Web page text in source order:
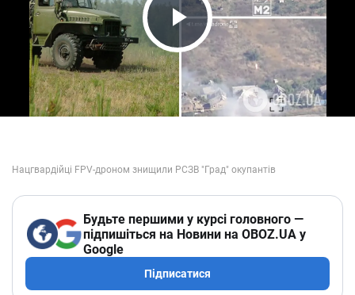
Play Video
Будьте першими у курсі головного —
підпишіться на Новини на OBOZ.UA у
Google
Підписатися